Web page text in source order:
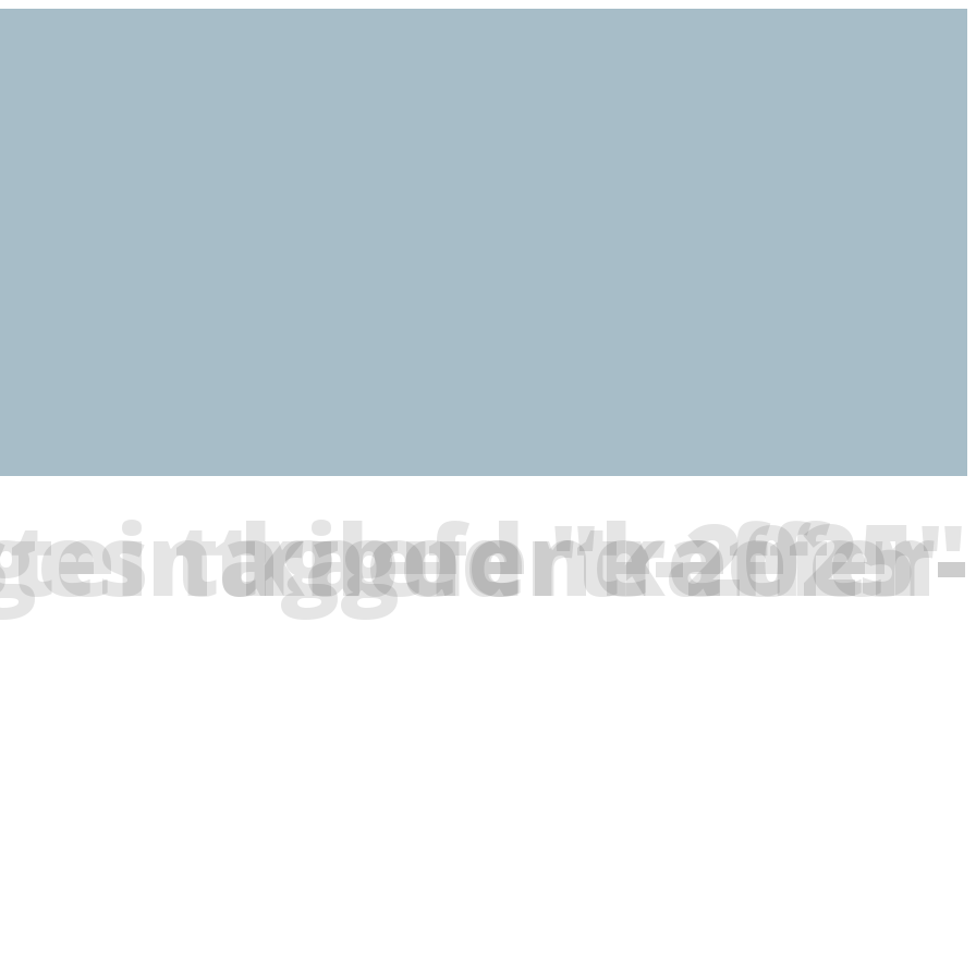
tagged "kaefer-kaefertreffen-steintribuene-2025"